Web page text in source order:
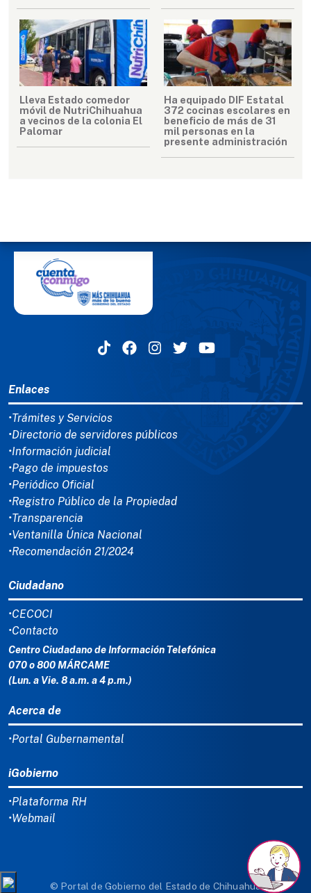
Lleva Estado comedor
móvil de NutriChihuahua
a vecinos de la colonia El
Palomar
Ha equipado DIF Estatal
372 cocinas escolares en
beneficio de más de 31
mil personas en la
presente administración
Enlaces
•Trámites y Servicios
•Directorio de servidores públicos
•Información judicial
•Pago de impuestos
•Periódico Oficial
•Registro Público de la Propiedad
•Transparencia
•Ventanilla Única Nacional
•Recomendación 21/2024
Ciudadano
•CECOCI
•Contacto
Centro Ciudadano de Información Telefónica
070 o 800 MÁRCAME
(Lun. a Vie. 8 a.m. a 4 p.m.)
Acerca de
•Portal Gubernamental
iGobierno
•Plataforma RH
•Webmail
© Portal de Gobierno del Estado de Chihuahua